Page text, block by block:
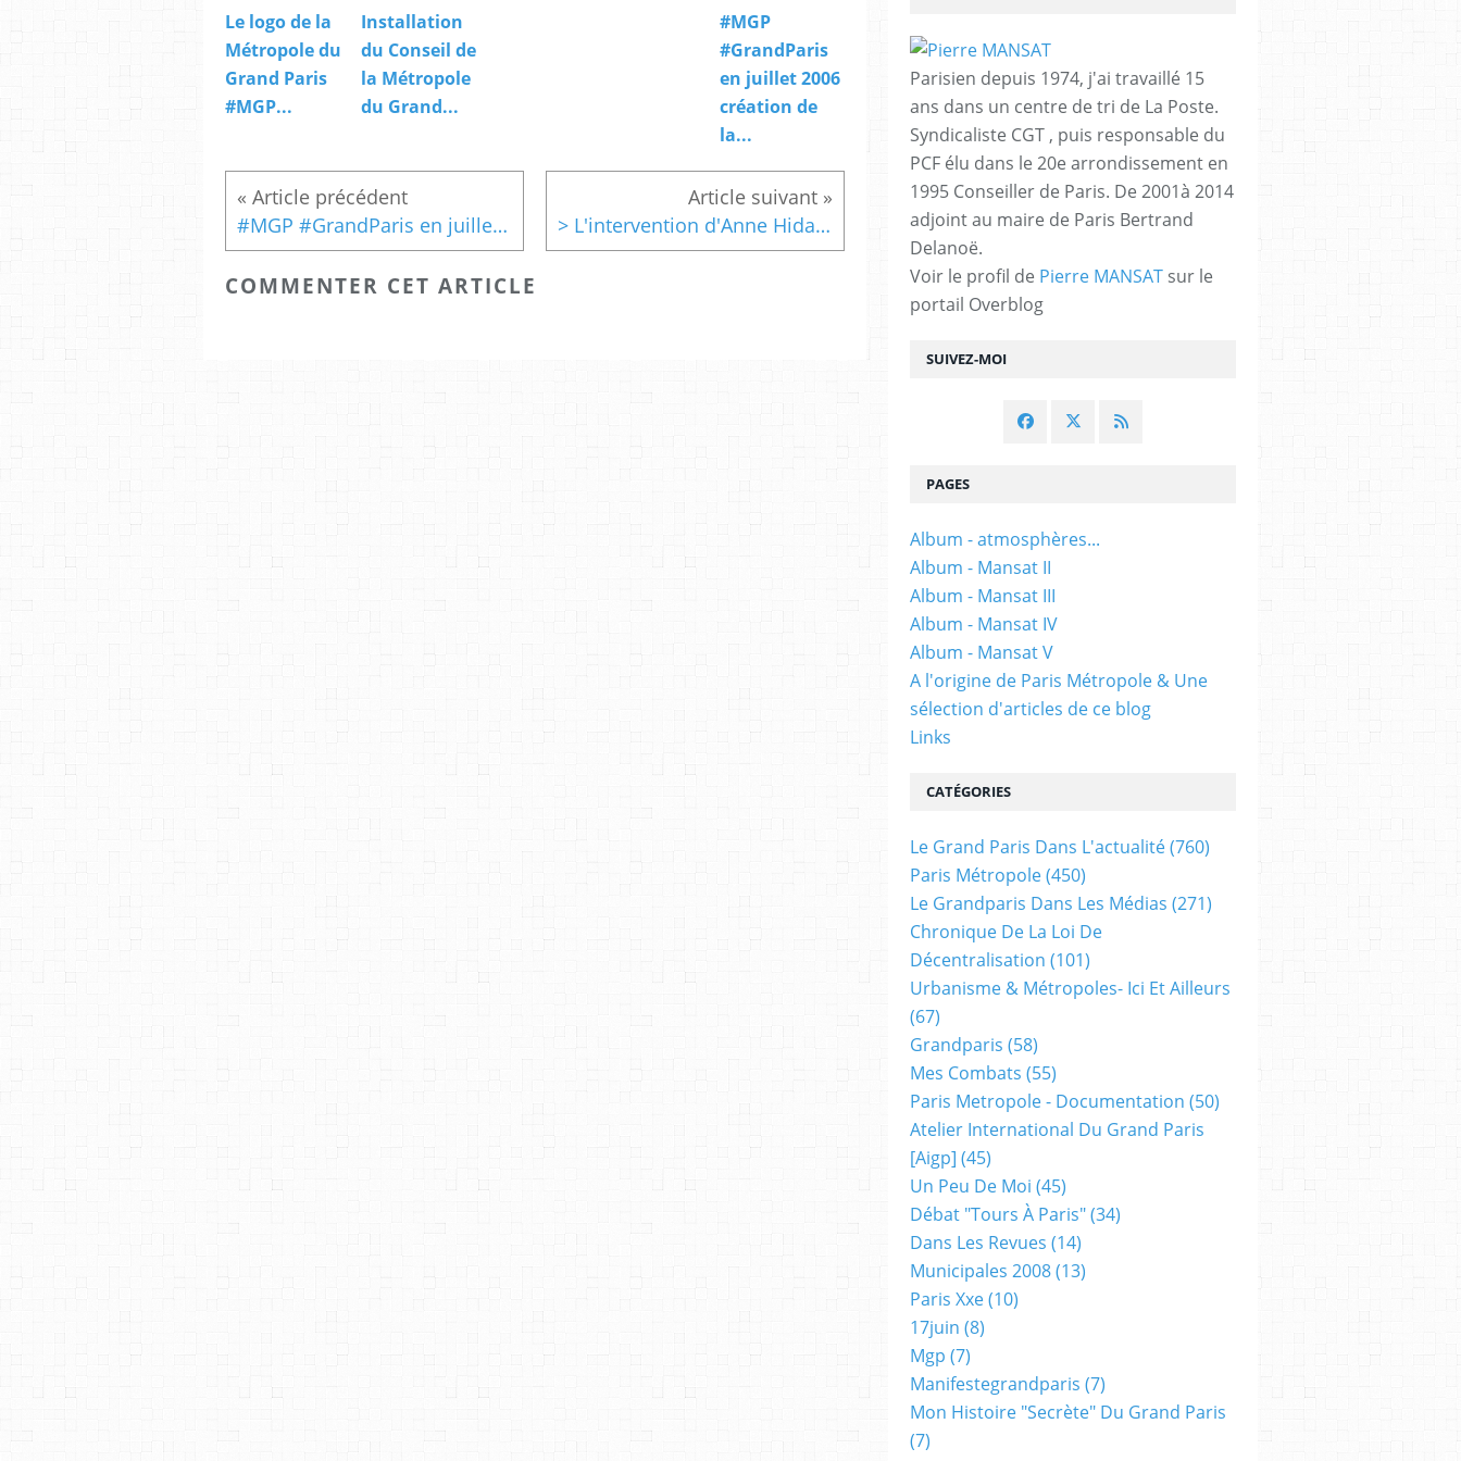
Le logo de la
Métropole du
Grand Paris
#MGP...
Installation
du Conseil de
la Métropole
du Grand...
#MGP
#GrandParis
en juillet 2006
création de
la...
#MGP #GrandParis en juillet 2006 création de la... > L'intervention d'Anne Hidalgo, après son élection #GrandParis
COMMENTER CET ARTICLE
SUIVEZ-MOI
Parisien depuis 1974, j'ai travaillé 15
ans dans un centre de tri de La Poste.
Syndicaliste CGT , puis responsable du
PCF élu dans le 20e arrondissement en
1995 Conseiller de Paris. De 2001à 2014
adjoint au maire de Paris Bertrand
Delanoë.
Voir le profil de Pierre MANSAT sur le
portail Overblog
PAGES
Album - atmosphères...
Album - Mansat II
Album - Mansat III
Album - Mansat IV
Album - Mansat V
A l'origine de Paris Métropole & Une
sélection d'articles de ce blog
Links
CATÉGORIES
Le Grand Paris Dans L'actualité(760)
Paris Métropole(450)
Le Grandparis Dans Les Médias (271)
Chronique De La Loi De
Décentralisation (101)
Urbanisme & Métropoles- Ici Et Ailleurs
(67)
Grandparis (58)
Mes Combats (55)
Paris Metropole - Documentation (50)
Atelier International Du Grand Paris
[aigp] (45)
Un Peu De Moi (45)
Débat "tours À Paris"(34)
Dans Les Revues (14)
Municipales 2008(13)
Paris Xxe(10)
17juin (8)
Mgp (7)
Manifestegrandparis (7)
Mon Histoire "secrète" Du Grand Paris
(7)